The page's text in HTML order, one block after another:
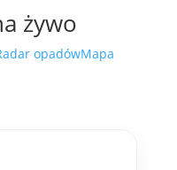
żywo
opadówMapa